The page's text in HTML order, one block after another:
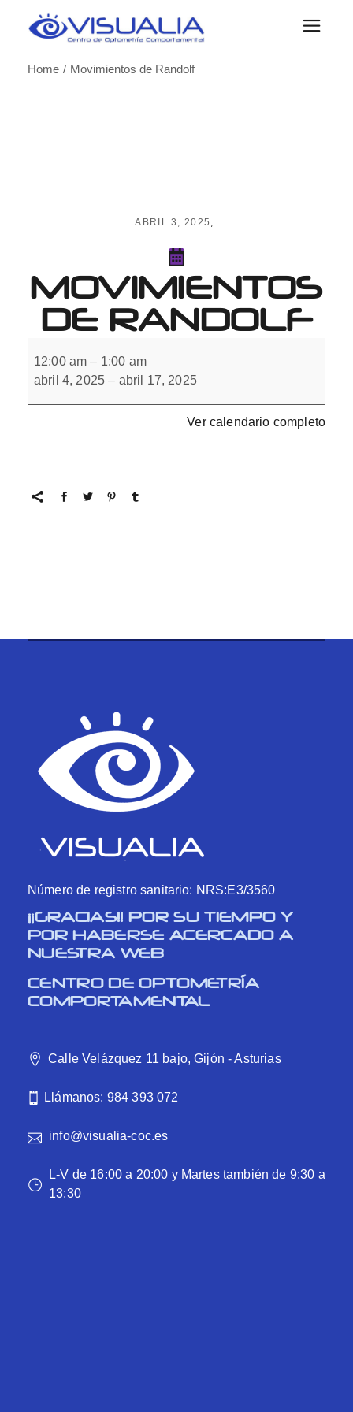
Home
Movimientos de Randolf
ABRIL 3, 2025
MOVIMIENTOS
DE RANDOLF
de
Randolf
12:00 am – 1:00 am
abril 4, 2025 – abril 17, 2025
Ver calendario completo
Número de registro sanitario: NRS:E3/3560
¡¡GRACIAS!! POR SU TIEMPO Y
POR HABERSE ACERCADO A
NUESTRA WEB
CENTRO DE OPTOMETRÍA
COMPORTAMENTAL
Calle Velázquez 11 bajo, Gijón - Asturias
Llámanos: 984 393 072
info@visualia-coc.es
L-V de 16:00 a 20:00 y Martes también de 9:30 a
13:30